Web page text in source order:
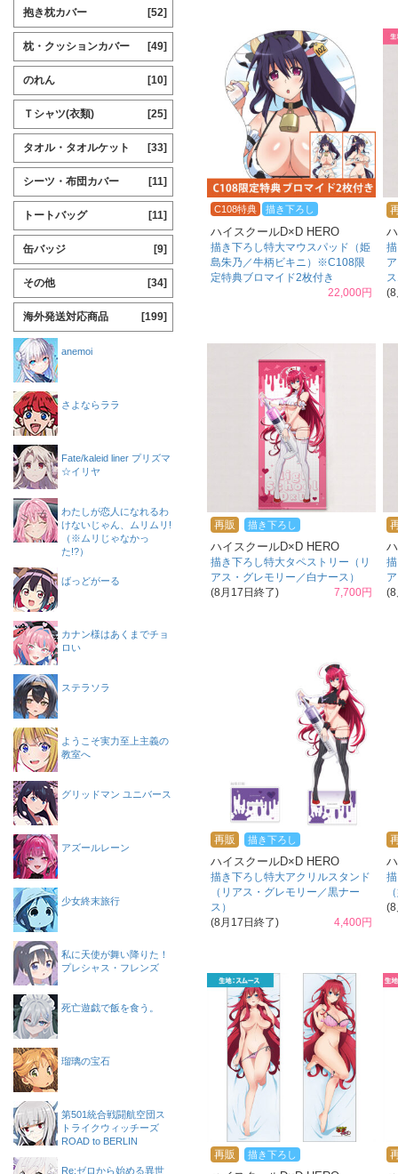
C108特典 描き下ろし
ハイスクールD×D HERO
描き下ろし特大マウスパッド（姫
島朱乃／牛柄ビキニ）※C108限
定特典ブロマイド2枚付き
22,000円
(8
再販 描き下ろし
ハイスクールD×D HERO
描き下ろし特大タペストリー（リ
アス・グレモリー／白ナース）
(8月17日終了)
7,700円
(8
再販 描き下ろし
ハイスクールD×D HERO
描き下ろし特大アクリルスタンド
（リアス・グレモリー／黒ナー
ス）
(8月17日終了)
4,400円
(8
再販 描き下ろし
抱き枕カバー [52]
枕・クッションカバー [49]
のれん [10]
Ｔシャツ(衣類) [25]
タオル・タオルケット [33]
シーツ・布団カバー [11]
トートバッグ [11]
缶バッジ [9]
その他 [34]
海外発送対応商品 [199]
anemoi
さよならララ
Fate/kaleid liner プリズマ
☆イリヤ
わたしが恋人になれるわ
けないじゃん、ムリムリ!
（※ムリじゃなかっ
た!?）
ばっどがーる
カナン様はあくまでチョ
ロい
ステラソラ
ようこそ実力至上主義の
教室へ
グリッドマン ユニバース
アズールレーン
少女終末旅行
私に天使が舞い降りた！
プレシャス・フレンズ
死亡遊戯で飯を食う。
瑠璃の宝石
第501統合戦闘航空団ス
トライクウィッチーズ
ROAD to BERLIN
Re:ゼロから始める異世